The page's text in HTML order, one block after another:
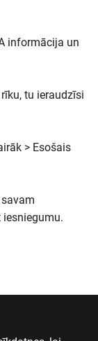
informācija un
tu ieraudzīsi
> Esošais
iesniegumu.